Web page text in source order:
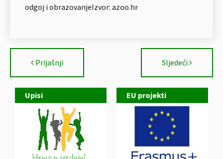
Upisi EU projekti
odgoj i obrazovanjeIzvor: azoo.hr
Prijašnji Sljedeći